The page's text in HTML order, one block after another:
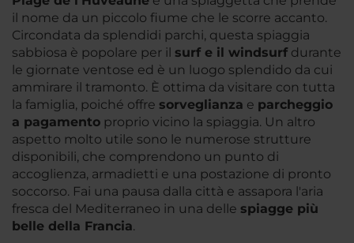
il nome da un piccolo fiume che le scorre accanto.
Circondata da splendidi parchi, questa spiaggia
sabbiosa è popolare per il surf e il windsurf durante
le giornate ventose ed è un luogo splendido da cui
ammirare il tramonto. È ottima da visitare con tutta
la famiglia, poiché offre sorveglianza e parcheggio
a pagamento proprio vicino la spiaggia. Un altro
aspetto molto utile sono le numerose strutture
disponibili, che comprendono un punto di
accoglienza, armadietti e una postazione di pronto
soccorso. Fai una pausa dalla città e assapora l'aria
fresca del Mediterraneo in una delle spiagge più
belle della Francia.